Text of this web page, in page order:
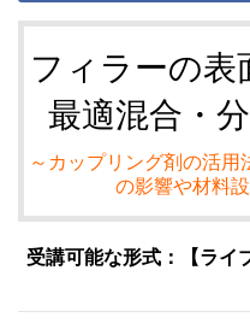
フィラーの表
最適混合・
～カップリング剤の活
の影響や材料
受講可能な形式：【ライ